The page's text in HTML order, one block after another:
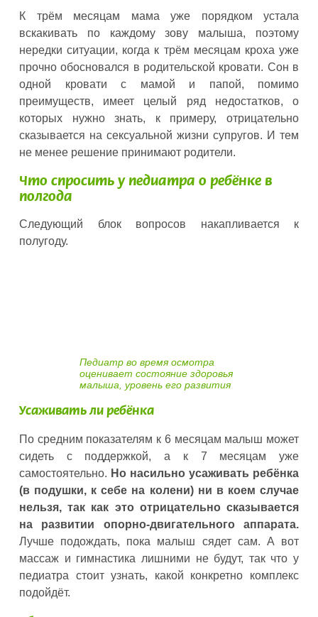
К трём месяцам мама уже порядком устала
вскакивать по каждому зову малыша, поэтому
нередки ситуации, когда к трём месяцам кроха уже
прочно обосновался в родительской кровати. Сон в
одной кровати с мамой и папой, помимо
преимуществ, имеет целый ряд недостатков, о
которых нужно знать, к примеру, отрицательно
сказывается на сексуальной жизни супругов. И тем
не менее решение принимают родители.
Что спросить у педиатра о ребёнке в
полгода
Следующий блок вопросов накапливается к
полугоду.
Педиатр во время осмотра
оценивает состояние здоровья
малыша, уровень его развития
Усаживать ли ребёнка
По средним показателям к 6 месяцам малыш может
сидеть с поддержкой, а к 7 месяцам уже
самостоятельно. Но насильно усаживать ребёнка
(в подушки, к себе на колени) ни в коем случае
нельзя, так как это отрицательно сказывается
на развитии опорно-двигательного аппарата.
Лучше подождать, пока малыш сядет сам. А вот
массаж и гимнастика лишними не будут, так что у
педиатра стоит узнать, какой конкретно комплекс
подойдёт.